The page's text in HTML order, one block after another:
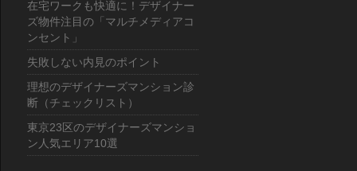
在宅ワークも快適に！デザイナー
ズ物件注目の「マルチメディアコ
ンセント」
失敗しない内見のポイント
理想のデザイナーズマンション診
断（チェックリスト）
東京23区のデザイナーズマンショ
ン人気エリア10選